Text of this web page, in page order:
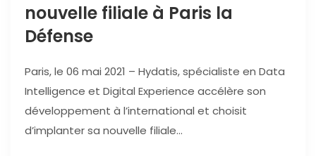
nouvelle filiale à Paris la
Défense
Paris, le 06 mai 2021 – Hydatis, spécialiste en Data
Intelligence et Digital Experience accélère son
développement à l’international et choisit
d’implanter sa nouvelle filiale...